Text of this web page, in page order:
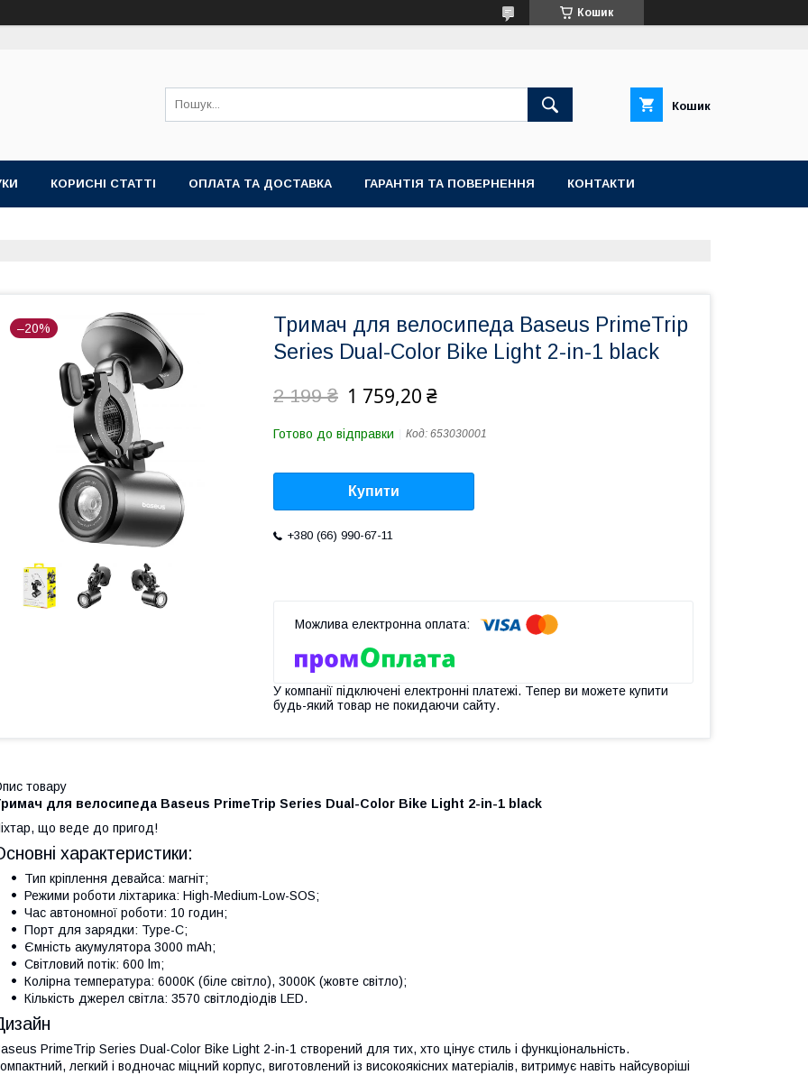
Кошик
Кошик
КОРИСНІ СТАТТІ ОПЛАТА ТА ДОСТАВКА ГАРАНТІЯ ТА ПОВЕРНЕННЯ КОНТАКТИ
–20%
Тримач для велосипеда Baseus PrimeTrip
Series Dual-Color Bike Light 2-in-1 black
2 199 ₴ 1 759,20 ₴
Готово до відправки Код: 653030001
Купити
+380 (66) 990-67-11
У компанії підключені електронні платежі. Тепер ви можете купити
будь-який товар не покидаючи сайту.
товару
для велосипеда Baseus PrimeTrip Series Dual-Color Bike Light 2-in-1 black
що веде до пригод!
характеристики:
Тип кріплення девайса: магніт;
Режими роботи ліхтарика: High-Medium-Low-SOS;
Час автономної роботи: 10 годин;
Порт для зарядки: Type-C;
Ємність акумулятора 3000 mAh;
Світловий потік: 600 lm;
Колірна температура: 6000K (біле світло), 3000K (жовте світло);
Кількість джерел світла: 3570 світлодіодів LED.
PrimeTrip Series Dual-Color Bike Light 2-in-1 створений для тих, хто цінує стиль і функціональність.
легкий і водночас міцний корпус, виготовлений із високоякісних матеріалів, витримує навіть найсуворіші